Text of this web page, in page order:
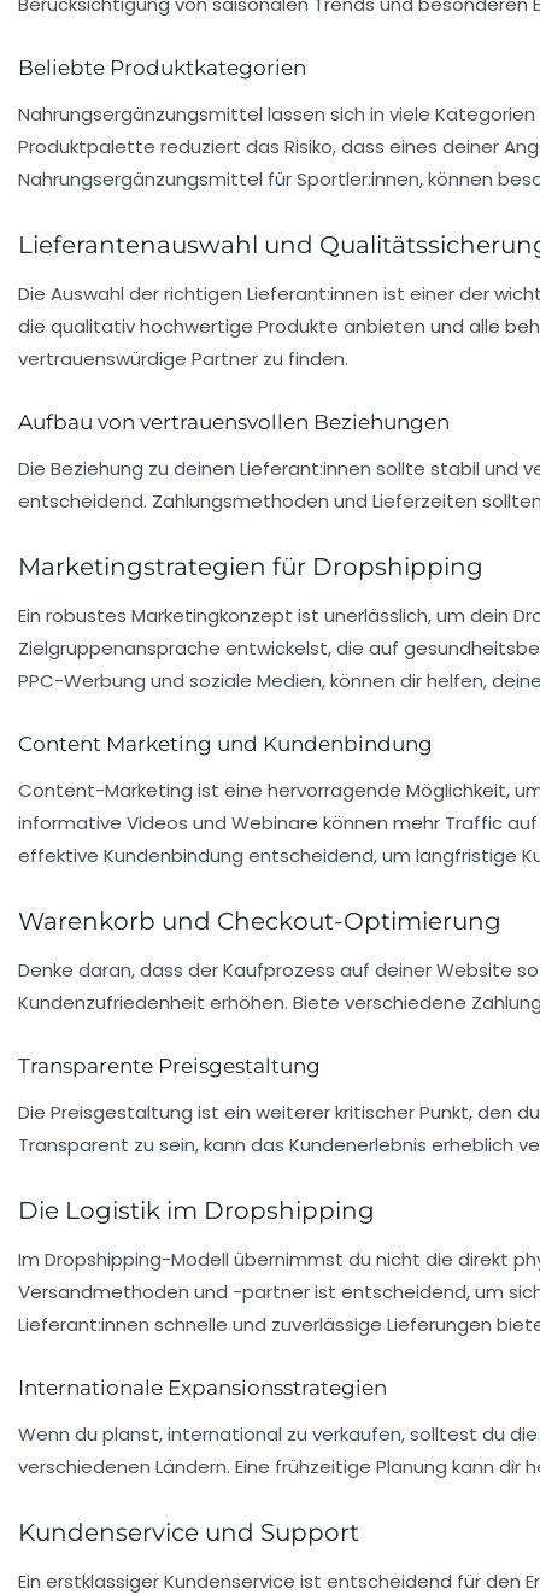
Beliebte Produktkategorien
Nahrungsergänzungsmittel lassen sich in viele
Produktpalette reduziert das Risiko, dass eines deiner
Nahrungsergänzungsmittel für Sportler:innen, können
Lieferantenauswahl und
Die Auswahl der richtigen Lieferant:innen ist einer der
die qualitativ hochwertige Produkte anbieten und alle
vertrauenswürdige Partner zu finden.
Aufbau von vertrauensvollen Beziehungen
Die Beziehung zu deinen Lieferant:innen sollte stabil und
entscheidend. Zahlungsmethoden und Lieferzeiten
Marketingstrategien für Dropshipping
Ein robustes Marketingkonzept ist unerlässlich, um dein
Zielgruppenansprache entwickelst, die auf
PPC-Werbung und soziale Medien, können dir helfen,
Content Marketing und Kundenbindung
Content-Marketing ist eine hervorragende Möglichkeit,
informative Videos und Webinare können mehr Traffic
effektive Kundenbindung entscheidend, um langfristige
Warenkorb und Checkout-Optimierung
Denke daran, dass der Kaufprozess auf deiner Website
Kundenzufriedenheit erhöhen. Biete verschiedene
Transparente Preisgestaltung
Die Preisgestaltung ist ein weiterer kritischer Punkt, den
Transparent zu sein, kann das Kundenerlebnis erheblich
Die Logistik im Dropshipping
Im Dropshipping-Modell übernimmst du nicht die direkt
Versandmethoden und -partner ist entscheidend, um
Lieferant:innen schnelle und zuverlässige Lieferungen
Internationale Expansionsstrategien
Wenn du planst, international zu verkaufen, solltest du
verschiedenen Ländern. Eine frühzeitige Planung kann
Kundenservice und Support
Ein erstklassigerKundenservice ist entscheidend für den